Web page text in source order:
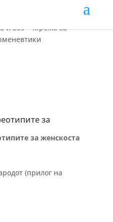
и 359 – Мрежа за
за
за женскоста
(прилог на